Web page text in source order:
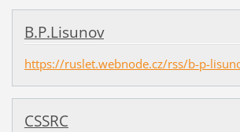
B.P.Lisunov
https://ruslet.webnode.cz/rss/b-p-
CSSRC